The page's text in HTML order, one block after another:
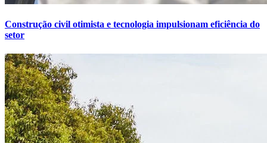
Construção civil otimista e tecnologia impulsionam eficiência do
setor